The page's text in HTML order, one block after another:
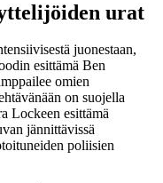
urat
juonestaan,
esittämä Ben
omien
on suojella
Lockeen esittämä
jännittävissä
poliisien